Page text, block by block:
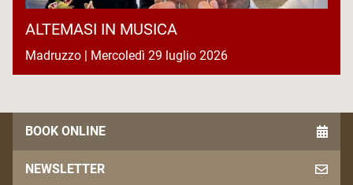
ALTEMASI IN MUSICA
Madruzzo | Mercoledì 29 luglio 2026
BOOK ONLINE
NEWSLETTER